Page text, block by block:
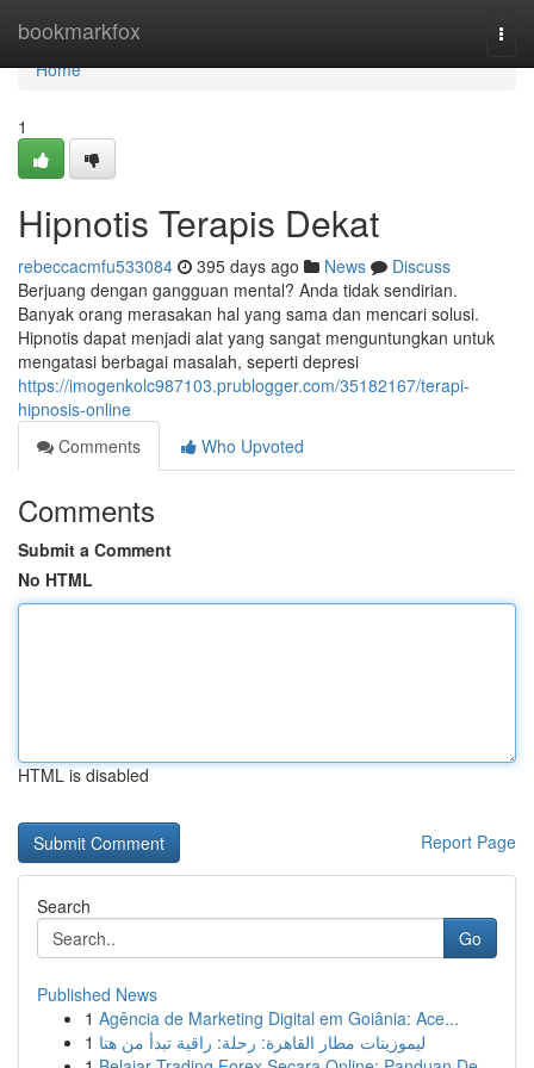
bookmarkfox
Home
Home
1
Hipnotis Terapis Dekat
rebeccacmfu533084 395 days ago News
Discuss
Berjuang dengan gangguan mental? Anda tidak sendirian.
Banyak orang merasakan hal yang sama dan mencari solusi.
Hipnotis dapat menjadi alat yang sangat menguntungkan untuk
mengatasi berbagai masalah, seperti depresi
https://imogenkolc987103.prublogger.com/35182167/terapi-
hipnosis-online
Comments
Who Upvoted
Comments
Submit a Comment
No HTML
HTML is disabled
Report Page
Search
Go
Published News
1 Agência de Marketing Digital em Goiânia: Ace...
1 ليموزينات مطار القاهرة: رحلة: راقية تبدأ من هنا